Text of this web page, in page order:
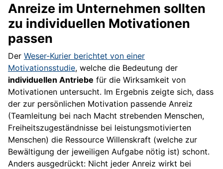
Anreize im Unternehmen sollten
zu individuellen Motivationen
passen
Der Weser-Kurier berichtet von einer
Motivationsstudie, welche die Bedeutung der
individuellen Antriebe für die Wirksamkeit von
Motivationen untersucht. Im Ergebnis zeigte sich, dass
der zur persönlichen Motivation passende Anreiz
(Teamleitung bei nach Macht strebenden Menschen,
Freiheitszugeständnisse bei leistungsmotivierten
Menschen) die Ressource Willenskraft (welche zur
Bewältigung der jeweiligen Aufgabe nötig ist) schont.
Anders ausgedrückt: Nicht jeder Anreiz wirkt bei